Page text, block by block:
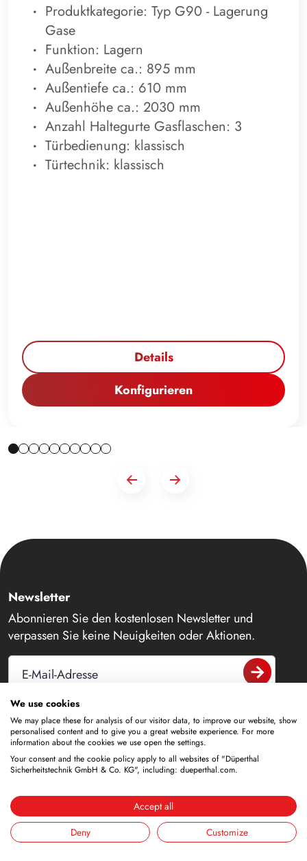
Produktkategorie: Typ G90 - Lagerung
Gase
Funktion: Lagern
Außenbreite ca.: 895 mm
Außentiefe ca.: 610 mm
Außenhöhe ca.: 2030 mm
Anzahl Haltegurte Gasflaschen: 3
Türbedienung: klassisch
Türtechnik: klassisch
Details
Konfigurieren
Newsletter
Abonnieren Sie den kostenlosen Newsletter und
verpassen Sie keine Neuigkeiten oder Aktionen.
E-Mail-Adresse
Kontakt
+49 6188 9139-0
info@dueperthal.com
Frankenstraße 3
We use cookies
We may place these for analysis of our visitor data, to improve our website, show
personalised content and to give you a great website experience. For more
information about the cookies we use open the settings.
Your consent and the cookie policy apply to all websites of "Düperthal
Sicherheitstechnik GmbH & Co. KG", including: dueperthal.com.
Accept all
Deny
Customize